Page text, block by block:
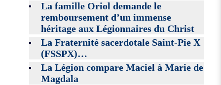
La famille Oriol demande le
remboursement d’un immense
héritage aux Légionnaires du Christ
La Fraternité sacerdotale Saint-Pie X
(FSSPX)…
La Légion compare Maciel à Marie de
Magdala